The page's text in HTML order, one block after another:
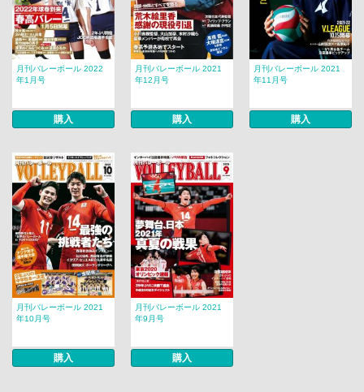
月刊バレーボール 2022
年1月号
購入
月刊バレーボール 2021
年12月号
購入
月刊バレーボール 2021
年11月号
購入
月刊バレーボール 2021
年10月号
購入
月刊バレーボール 2021
年9月号
購入